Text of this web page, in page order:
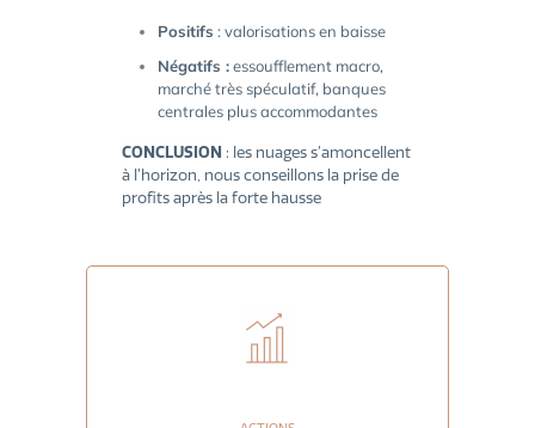
Positifs : valorisations en baisse
Négatifs :essoufflement macro,
marché très spéculatif, banques
centrales plus accommodantes
CONCLUSION : les nuages s’amoncellent
à l’horizon, nous conseillons la prise de
profits après la forte hausse